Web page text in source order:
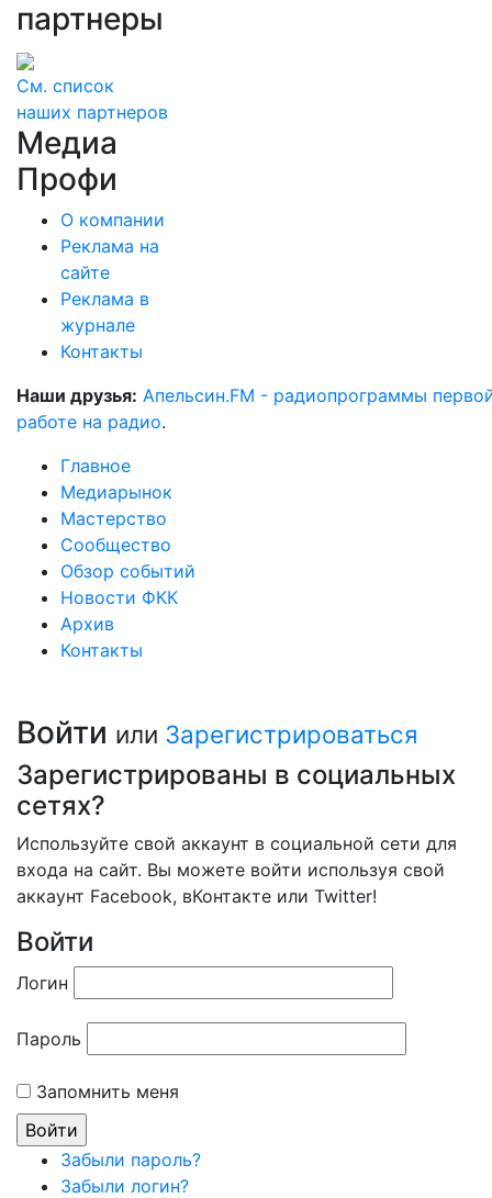
партнеры
См. список
наших партнеров
Медиа
Профи
О компании
Реклама на
сайте
Реклама в
журнале
Контакты
Наши друзья: Апельсин.FM - радиопрограммы
работе на радио.
Главное
Медиарынок
Мастерство
Сообщество
Обзор событий
Новости ФКК
Архив
Контакты
Войти или Зарегистрироваться
Зарегистрированы в социальных
сетях?
Используйте свой аккаунт в социальной сети для
входа на сайт. Вы можете войти используя свой
аккаунт Facebook, вКонтакте или Twitter!
Войти
Логин
Пароль
Запомнить меня
Забыли пароль?
Забыли логин?